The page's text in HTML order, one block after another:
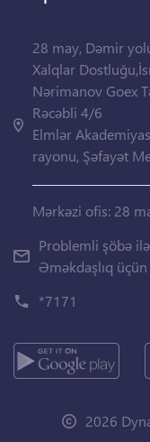
28 may, Dəmir
Xalqlar
Nərimanov Goex
Rəcəbli 4/6
Elmlər
rayonu, Şəfayət
Mərkəzi ofis: 28
Problemli şöbə
Əməkdaşlıq üçün
*7171
2026